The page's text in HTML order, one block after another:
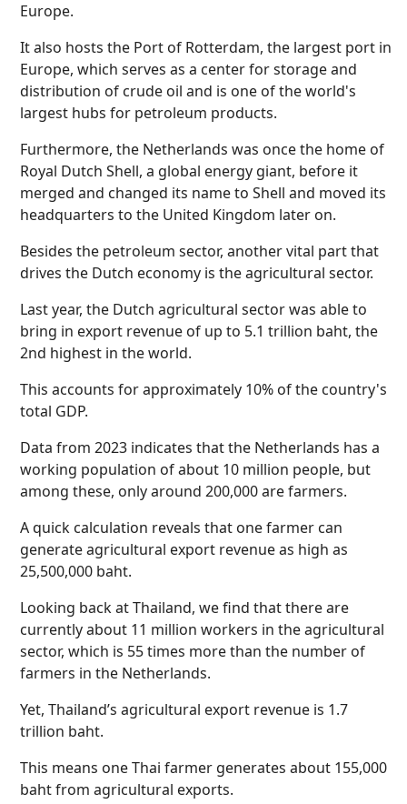
Europe.
It also hosts the Port of Rotterdam, the largest port in
Europe, which serves as a center for storage and
distribution of crude oil and is one of the world's
largest hubs for petroleum products.
Furthermore, the Netherlands was once the home of
Royal Dutch Shell, a global energy giant, before it
merged and changed its name to Shell and moved its
headquarters to the United Kingdom later on.
Besides the petroleum sector, another vital part that
drives the Dutch economy is the agricultural sector.
Last year, the Dutch agricultural sector was able to
bring in export revenue of up to 5.1 trillion baht, the
2nd highest in the world.
This accounts for approximately 10% of the country's
total GDP.
Data from 2023 indicates that the Netherlands has a
working population of about 10 million people, but
among these, only around 200,000 are farmers.
A quick calculation reveals that one farmer can
generate agricultural export revenue as high as
25,500,000 baht.
Looking back at Thailand, we find that there are
currently about 11 million workers in the agricultural
sector, which is 55 times more than the number of
farmers in the Netherlands.
Yet, Thailand’s agricultural export revenue is 1.7
trillion baht.
This means one Thai farmer generates about 155,000
baht from agricultural exports.